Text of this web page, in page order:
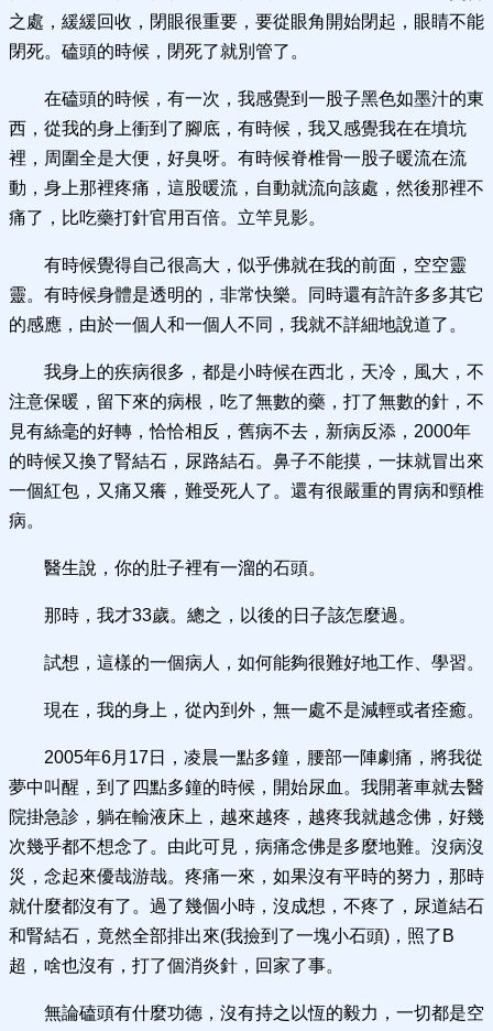
之處，緩緩回收，閉眼很重要，要從眼角開始閉起，眼睛不能
閉死。磕頭的時候，閉死了就別管了。
在磕頭的時候，有一次，我感覺到一股子黑色如墨汁的東
西，從我的身上衝到了腳底，有時候，我又感覺我在在墳坑
裡，周圍全是大便，好臭呀。有時候脊椎骨一股子暖流在流
動，身上那裡疼痛，這股暖流，自動就流向該處，然後那裡不
痛了，比吃藥打針官用百倍。立竿見影。
有時候覺得自己很高大，似乎佛就在我的前面，空空靈
靈。有時候身體是透明的，非常快樂。同時還有許許多多其它
的感應，由於一個人和一個人不同，我就不詳細地說道了。
我身上的疾病很多，都是小時候在西北，天冷，風大，不
注意保暖，留下來的病根，吃了無數的藥，打了無數的針，不
見有絲毫的好轉，恰恰相反，舊病不去，新病反添，2000年
的時候又換了腎結石，尿路結石。鼻子不能摸，一抹就冒出來
一個紅包，又痛又癢，難受死人了。還有很嚴重的胃病和頸椎
病。
醫生說，你的肚子裡有一溜的石頭。
那時，我才33歲。總之，以後的日子該怎麼過。
試想，這樣的一個病人，如何能夠很難好地工作、學習。
現在，我的身上，從內到外，無一處不是減輕或者痊癒。
2005年6月17日，凌晨一點多鐘，腰部一陣劇痛，將我從
夢中叫醒，到了四點多鐘的時候，開始尿血。我開著車就去醫
院掛急診，躺在輸液床上，越來越疼，越疼我就越念佛，好幾
次幾乎都不想念了。由此可見，病痛念佛是多麼地難。沒病沒
災，念起來優哉游哉。疼痛一來，如果沒有平時的努力，那時
就什麼都沒有了。過了幾個小時，沒成想，不疼了，尿道結石
和腎結石，竟然全部排出來(我撿到了一塊小石頭)，照了B
超，啥也沒有，打了個消炎針，回家了事。
無論磕頭有什麼功德，沒有持之以恆的毅力，一切都是空